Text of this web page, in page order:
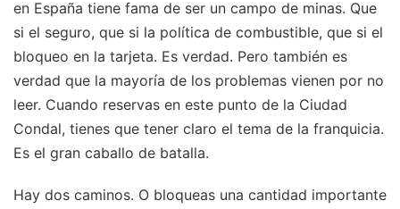
en España tiene fama de ser un campo de minas. Que
si el seguro, que si la política de combustible, que si el
bloqueo en la tarjeta. Es verdad. Pero también es
verdad que la mayoría de los problemas vienen por no
leer. Cuando reservas en este punto de la Ciudad
Condal, tienes que tener claro el tema de la franquicia.
Es el gran caballo de batalla.
Hay dos caminos. O bloqueas una cantidad importante